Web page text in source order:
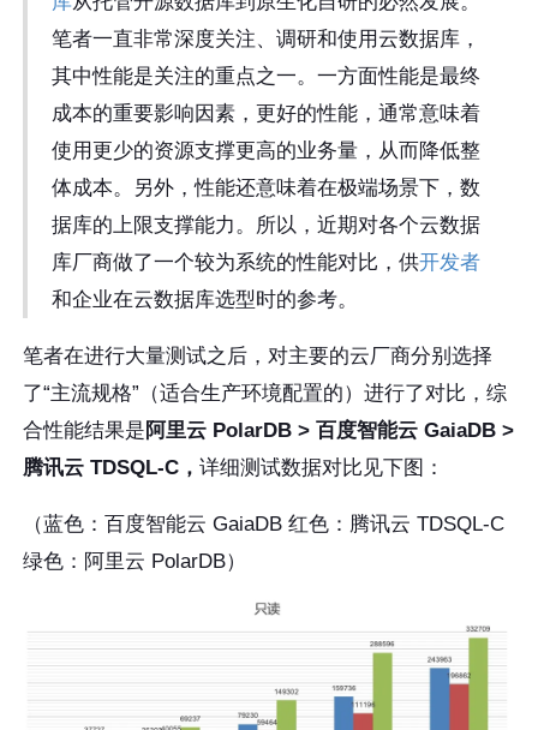
笔者一直非常深度关注、调研和使用云数据库，
其中性能是关注的重点之一。一方面性能是最终
成本的重要影响因素，更好的性能，通常意味着
使用更少的资源支撑更高的业务量，从而降低整
体成本。另外，性能还意味着在极端场景下，数
据库的上限支撑能力。所以，近期对各个云数据
库厂商做了一个较为系统的性能对比，供开发者
和企业在云数据库选型时的参考。
笔者在进行大量测试之后，对主要的云厂商分别选择
了“主流规格”（适合生产环境配置的）进行了对比，综
合性能结果是阿里云 PolarDB > 百度智能云 GaiaDB >
腾讯云 TDSQL-C，详细测试数据对比见下图：
（蓝色：百度智能云 GaiaDB 红色：腾讯云 TDSQL-C
绿色：阿里云 PolarDB）